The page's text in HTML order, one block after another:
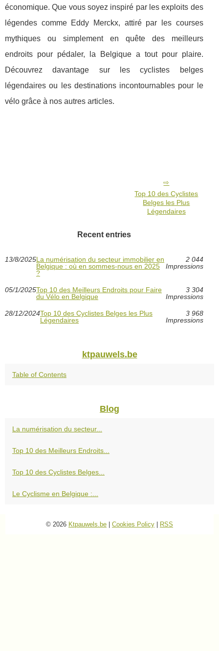
économique. Que vous soyez inspiré par les exploits des
légendes comme Eddy Merckx, attiré par les courses
mythiques ou simplement en quête des meilleurs
endroits pour pédaler, la Belgique a tout pour plaire.
Découvrez davantage sur les cyclistes belges
légendaires ou les destinations incontournables pour le
vélo grâce à nos autres articles.
Top 10 des Cyclistes
Belges les Plus
Légendaires
Recent entries
13/8/2025La numérisation du secteur immobilier en
Belgique : où en sommes-nous en 2025
?
2 044
Impressions
05/1/2025Top 10 des Meilleurs Endroits pour Faire
du Vélo en Belgique
3 304
Impressions
28/12/2024Top 10 des Cyclistes Belges les Plus
Légendaires
3 968
Impressions
ktpauwels.be
Table of Contents
Blog
La numérisation du secteur...
Top 10 des Meilleurs Endroits...
Top 10 des Cyclistes Belges...
Le Cyclisme en Belgique :...
© 2026 Ktpauwels.be Cookies Policy RSS